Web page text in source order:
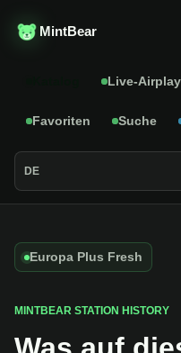
MintBear
Live-Airplay
Favoriten Suche
DE
Europa Plus Fresh
MINTBEAR STATION HISTORY